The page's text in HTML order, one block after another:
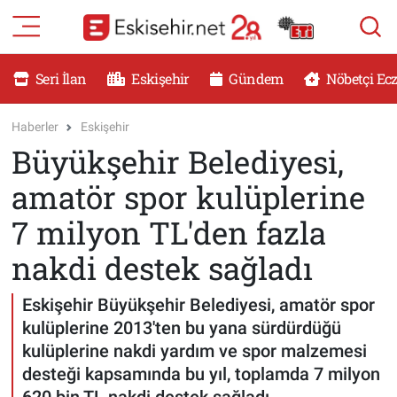
Seri İlan Eskişehir Gündem Nöbetçi
Haberler Eskişehir
Büyükşehir Belediyesi,
amatör spor kulüplerine
7 milyon TL'den fazla
nakdi destek sağladı
Eskişehir Büyükşehir Belediyesi, amatör spor
kulüplerine 2013'ten bu yana sürdürdüğü
kulüplerine nakdi yardım ve spor malzemesi
desteği kapsamında bu yıl, toplamda 7 milyon
RESMİ İLANLAR
DÜNYA
SAĞLIK
MAGAZİN
KADIN
TEKNOLOJİ
YEMEK
Eskişehir Nöbetçi Eczaneler
Eskişehir Namaz Vakitleri
Eskişehir Trafik Yoğunluk Haritası
Süper Lig Puan Durumu ve Fikstür
Tüm Manşetler
Son Dakika Haberleri
Haber Arşivi